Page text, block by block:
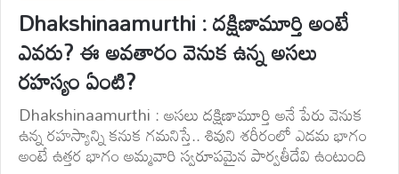
Dhakshinaamurthi : దక్షిణామూర్తి అంటే
ఎవరు? ఈ అవతారం వెనుక ఉన్న అసలు
రహస్యం ఏంటి?
Dhakshinaamurthi : అసలు దక్షిణామూర్తి అనే పేరు వెనుక
ఉన్న రహస్యాన్ని కనుక గమనిస్తే.. శివుని శరీరంలో ఎడమ భాగం
అంటే ఉత్తర భాగం అమ్మవారి స్వరూపమైన పార్వతీదేవి ఉంటుంది